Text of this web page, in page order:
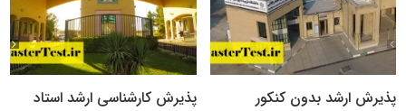
پذیرش ارشد بدون کنکور
پذیرش کارشناسی ارشد استاد